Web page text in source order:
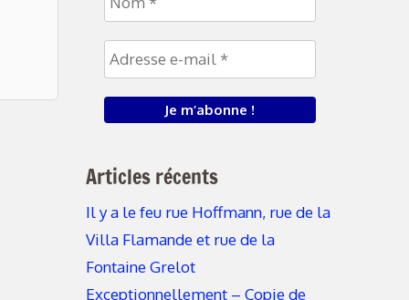
Articles récents
Il y a le feu rue Hoffmann, rue de la
Villa Flamande et rue de la
Fontaine Grelot
Exceptionnellement – Copie de